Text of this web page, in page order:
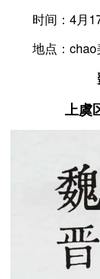
时间：4月
地点：
上虞